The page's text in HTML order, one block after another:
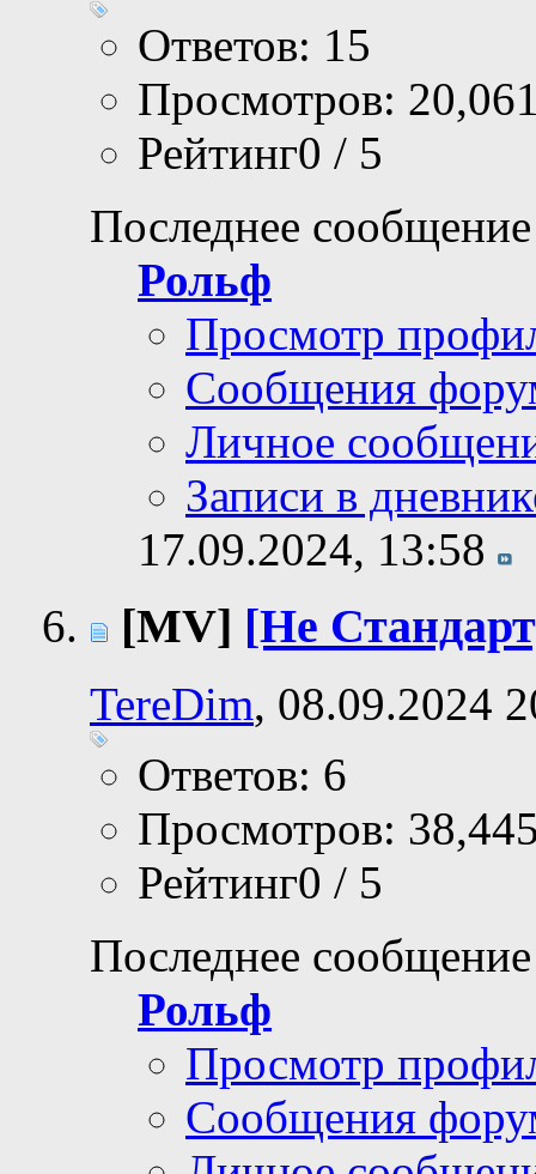
Ответов: 15
Просмотров:
Рейтинг0 / 5
Последнее
Рольф
Просмотр
Сообщения
Личное
Записи в
17.09.2024, 13:58
[MV] [Не
TereDim, 08.09.2024
Ответов: 6
Просмотров:
Рейтинг0 / 5
Последнее
Рольф
Просмотр
Сообщения